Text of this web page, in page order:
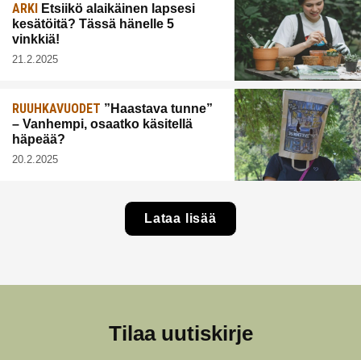
ARKI Etsiikö alaikäinen lapsesi
kesätöitä? Tässä hänelle 5
vinkkiä!
21.2.2025
RUUHKAVUODET ”Haastava tunne”
– Vanhempi, osaatko käsitellä
häpeää?
20.2.2025
Lataa lisää
Tilaa uutiskirje